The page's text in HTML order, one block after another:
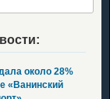
около 28%
«Ванинский